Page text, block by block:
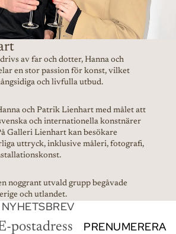
av far och dotter, Hanna och
en stor passion för konst, vilket
och livfulla utbud.
och Patrik Lienhart med målet att
och internationella konstnärer
Galleri Lienhart kan besökare
uttryck, inklusive måleri, fotografi,
noggrant utvald grupp begåvade
och utlandet.
PRENUMERERA